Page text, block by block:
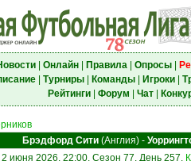
| Онлайн| Правила| Опросы|
| Турниры| Команды| Игроки|
Рейтинги| Форум Чат|
Брэдфорд Сити(Англия)-
2 июня 2026, 22:00. Сезон 77. День 257.